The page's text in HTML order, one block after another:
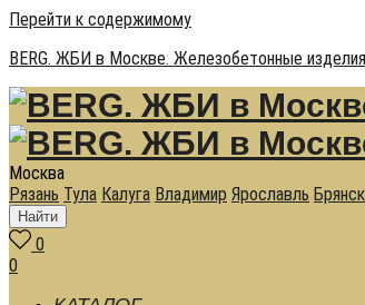
Перейти к содержимому
BERG. ЖБИ в Москве. Железобетонные
Москва
Рязань Тула Калуга Владимир Ярославль Брянск
Найти
0
0